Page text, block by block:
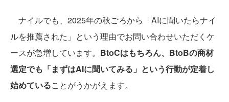
ナイルでも、2025年の秋ごろから「AIに聞いたらナイ
ルを推薦された」という理由でお問い合わせいただくケ
ースが急増しています。 BtoCはもちろん、BtoBの商材
選定でも「まずはAIに聞いてみる」という行動が定着し
始めていることがうかがえます。